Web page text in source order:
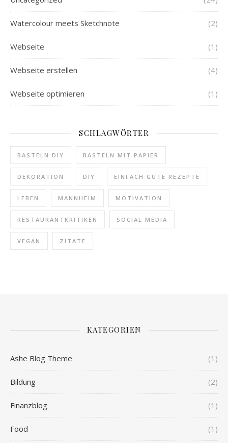
Watercolour meets Sketchnote (2)
Webseite (1)
Webseite erstellen (4)
Webseite optimieren (1)
SCHLAGWÖRTER
BASTELN DIY BASTELN MIT PAPIER
DEKORATION DIY EINFACH GUTE REZEPTE
LEBEN MANNHEIM MOTIVATION
RESTAURANTKRITIKEN SOCIAL MEDIA
VEGAN ZITATE
KATEGORIEN
Ashe Blog Theme (1)
Bildung (2)
Finanzblog (1)
Food (1)